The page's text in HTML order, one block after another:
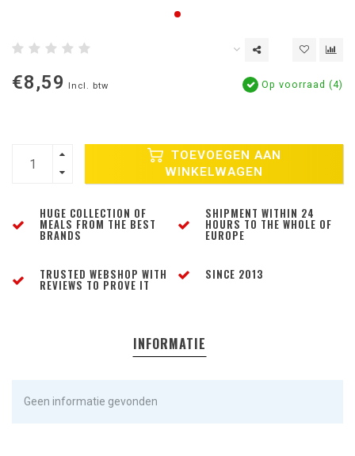
€8,59 Incl. btw Op voorraad (4)
TOEVOEGEN AAN
WINKELWAGEN
HUGE COLLECTION OF
MEALS FROM THE BEST
BRANDS
SHIPMENT WITHIN 24
HOURS TO THE WHOLE OF
EUROPE
TRUSTED WEBSHOP WITH
REVIEWS TO PROVE IT
SINCE 2013
INFORMATIE
Geen informatie gevonden